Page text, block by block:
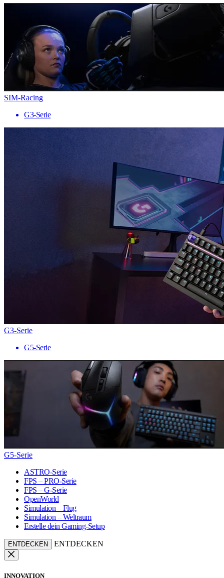
SIM-Racing
G3-Serie
G3-Serie
G5-Serie
G5-Serie
ASTRO-Serie
FPS – PRO-Serie
FPS – G-Serie
OpenWorld
Simulation – Flug
Simulation – Weltraum
Erstelle dein Gaming-Setup
ENTDECKEN ENTDECKEN
INNOVATION